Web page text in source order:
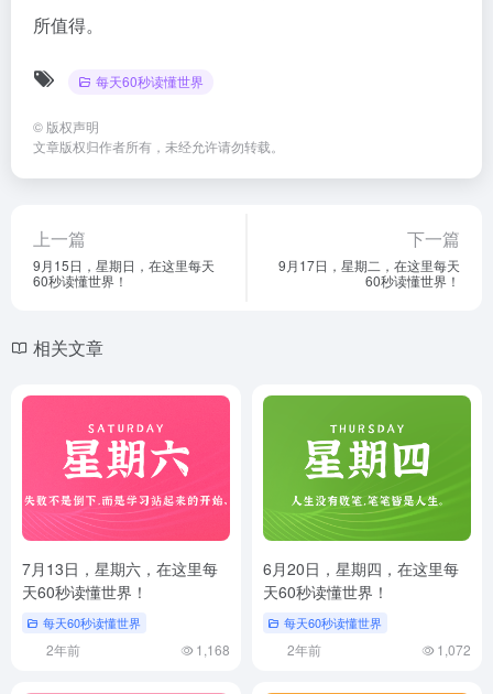
所值得。
每天60秒读懂世界
© 版权声明
文章版权归作者所有，未经允许请勿转载。
上一篇
9月15日，星期日，在这里每天
60秒读懂世界！
下一篇
9月17日，星期二，在这里每天
60秒读懂世界！
相关文章
7月13日，星期六，在这里每
天60秒读懂世界！
每天60秒读懂世界
2年前 1,168
6月20日，星期四，在这里每
天60秒读懂世界！
每天60秒读懂世界
2年前 1,072